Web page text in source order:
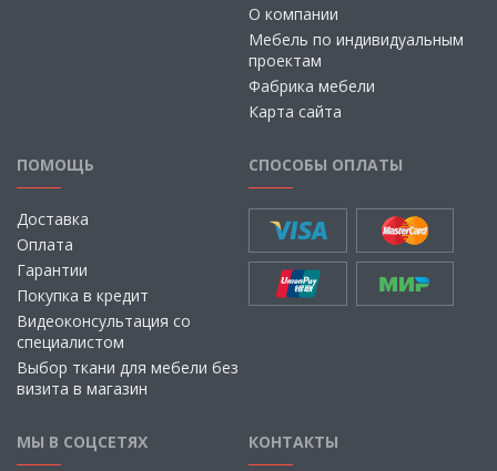
О компании
Мебель по индивидуальным
проектам
Фабрика мебели
Карта сайта
ПОМОЩЬ
Доставка
Оплата
Гарантии
Покупка в кредит
Видеоконсультация со
специалистом
Выбор ткани для мебели без
визита в магазин
СПОСОБЫ ОПЛАТЫ
МЫ В СОЦСЕТЯХ КОНТАКТЫ